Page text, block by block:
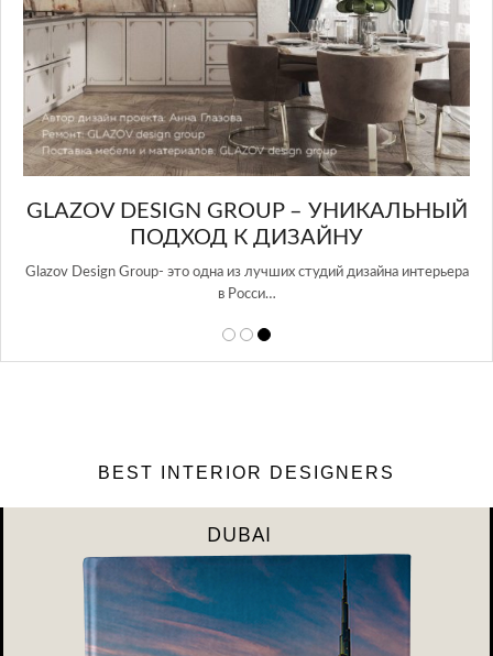
GLAZOV DESIGN GROUP – УНИКАЛЬНЫЙ
ПОДХОД К ДИЗАЙНУ
Glazov Design Group- это одна из лучших студий дизайна интерьера
в Росси…
BEST INTERIOR DESIGNERS
RIYAHD